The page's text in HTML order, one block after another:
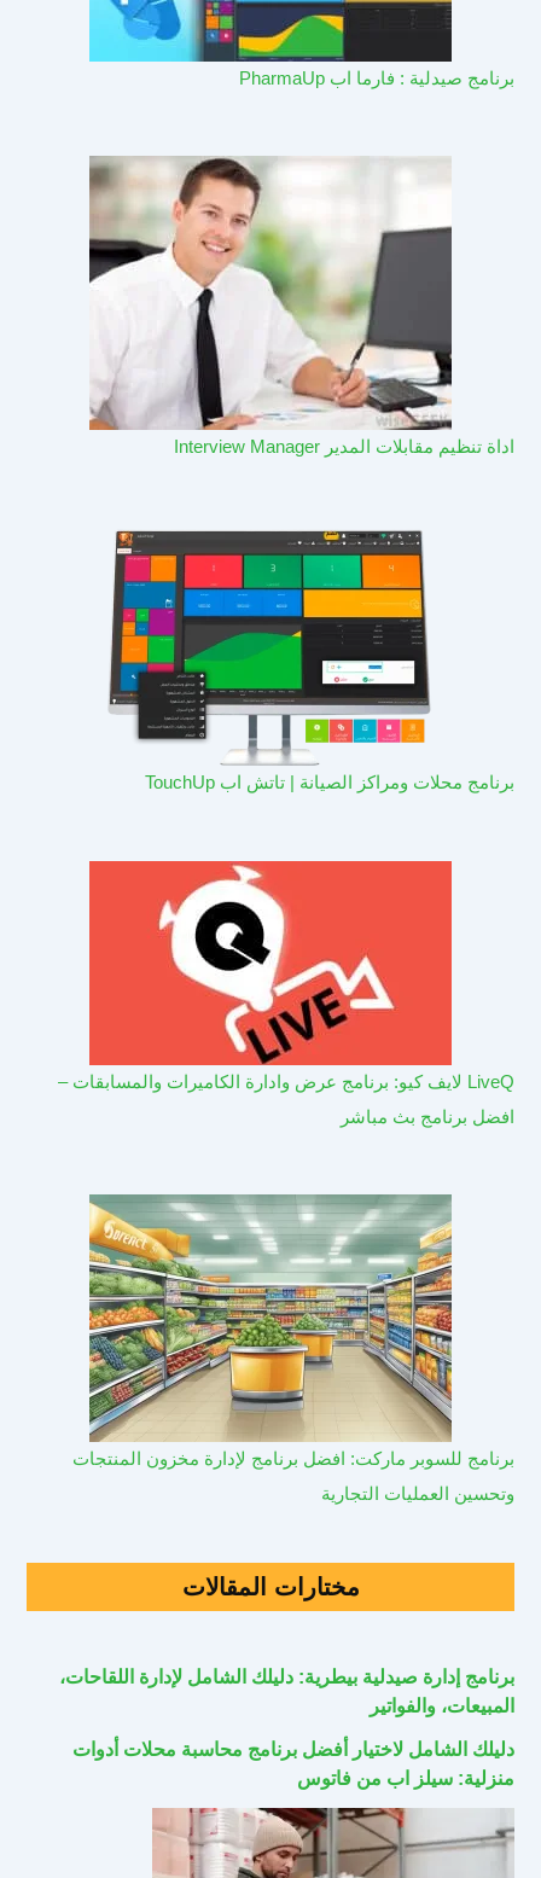
برنامج صيدلية : فارما اب PharmaUp​
اداة تنظيم مقابلات المدير Interview Manager
برنامج محلات ومراكز الصيانة | تاتش اب TouchUp
LiveQ لايف كيو: برنامج عرض وادارة الكاميرات والمسابقات –
افضل برنامج بث مباشر
برنامج للسوبر ماركت: افضل برنامج لإدارة مخزون المنتجات
وتحسين العمليات التجارية
مختارات المقالات
برنامج إدارة صيدلية بيطرية: دليلك الشامل لإدارة اللقاحات،
المبيعات، والفواتير
دليلك الشامل لاختيار أفضل برنامج محاسبة محلات أدوات
منزلية: سيلز اب من فاتوس